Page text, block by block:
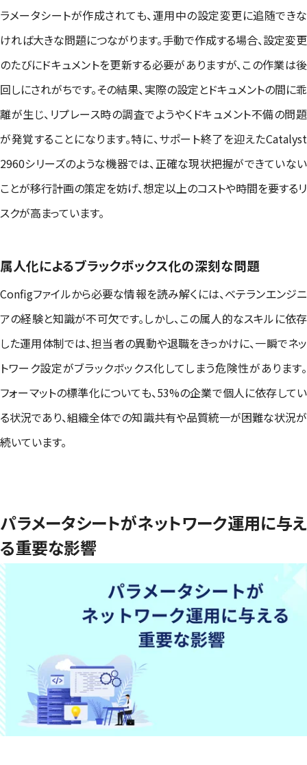
ラメータシートが作成されても、運用中の設定変更に追随できな
ければ大きな問題につながります。手動で作成する場合、設定変更
のたびにドキュメントを更新する必要がありますが、この作業は後
回しにされがちです。その結果、実際の設定とドキュメントの間に乖
離が生じ、リプレース時の調査でようやくドキュメント不備の問題
が発覚することになります。特に、サポート終了を迎えたCatalyst
2960シリーズのような機器では、正確な現状把握ができていない
ことが移行計画の策定を妨げ、想定以上のコストや時間を要するリ
スクが高まっています。
属人化によるブラックボックス化の深刻な問題
Configファイルから必要な情報を読み解くには、ベテランエンジニ
アの経験と知識が不可欠です。しかし、この属人的なスキルに依存
した運用体制では、担当者の異動や退職をきっかけに、一瞬でネッ
トワーク設定がブラックボックス化してしまう危険性があります。
フォーマットの標準化についても、53%の企業で個人に依存してい
る状況であり、組織全体での知識共有や品質統一が困難な状況が
続いています。
パラメータシートがネットワーク運用に与え
る重要な影響